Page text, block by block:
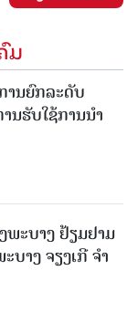
ມ
ານຍົກລະດັບ
ນຮັບໃຊ້ການນໍາ
ພະບາງ ຢ້ຽມ​ຢາມ
າງ ຈຽງເກີ ຈໍາ